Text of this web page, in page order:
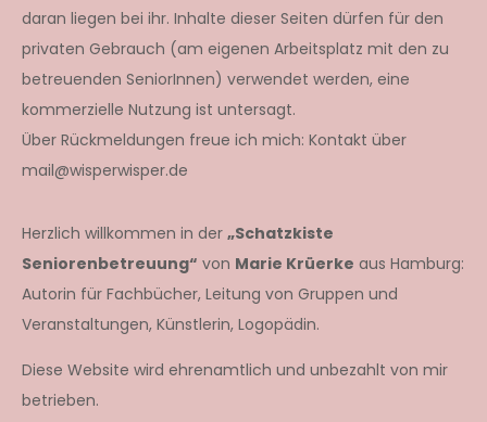
daran liegen bei ihr. Inhalte dieser Seiten dürfen für den
privaten Gebrauch (am eigenen Arbeitsplatz mit den zu
betreuenden SeniorInnen) verwendet werden, eine
kommerzielle Nutzung ist untersagt.
Über Rückmeldungen freue ich mich: Kontakt über
mail@wisperwisper.de
Herzlich willkommen in der „Schatzkiste
Seniorenbetreuung“ von Marie Krüerke aus Hamburg:
Autorin für Fachbücher, Leitung von Gruppen und
Veranstaltungen, Künstlerin, Logopädin.
Diese Website wird ehrenamtlich und unbezahlt von mir
betrieben.